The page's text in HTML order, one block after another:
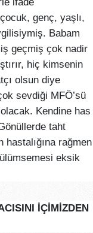
genç, yaşlı,
Babam
geçmiş çok nadir
hiç kimsenin
olsun diye
sevdiği MFÖ’sü
Kendine has
taht
hastalığına rağmen
eksik
İÇİMİZDEN